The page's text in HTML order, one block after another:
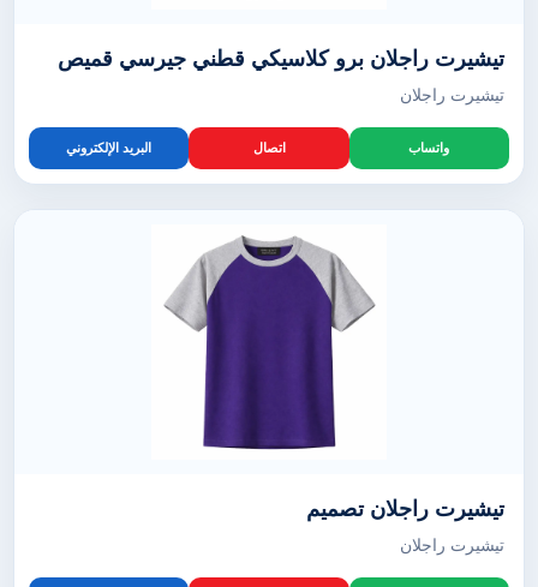
تيشيرت راجلان برو كلاسيكي قطني جيرسي قميص
تيشيرت راجلان
واتساب اتصال البريد الإلكتروني
تيشيرت راجلان تصميم
تيشيرت راجلان